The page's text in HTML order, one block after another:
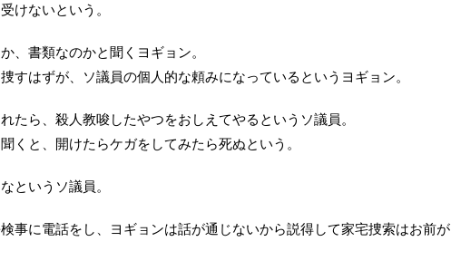
けないという。
、書類なのかと聞くヨギョン。
すはずが、ソ議員の個人的な頼みになっているというヨギョン。
たら、殺人教唆したやつをおしえてやるというソ議員。
くと、開けたらケガをしてみたら死ぬという。
というソ議員。
事に電話をし、ヨギョンは話が通じないから説得して家宅捜索はお前が